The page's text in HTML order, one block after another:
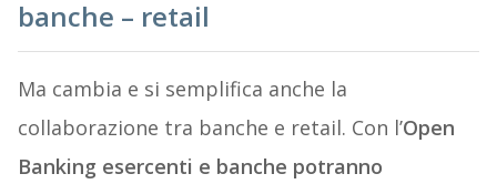
banche – retail
Ma cambia e si semplifica anche la
collaborazione tra banche e retail. Con l’Open
Banking esercenti e banche potranno